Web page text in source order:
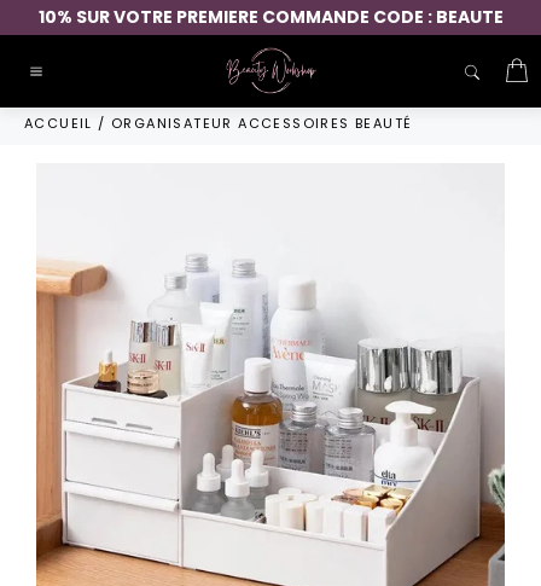
Passer
au
10% SUR VOTRE PREMIERE COMMANDE CODE : BEAUTE
ACCUEIL / ORGANISATEUR ACCESSOIRES BEAUTÉ